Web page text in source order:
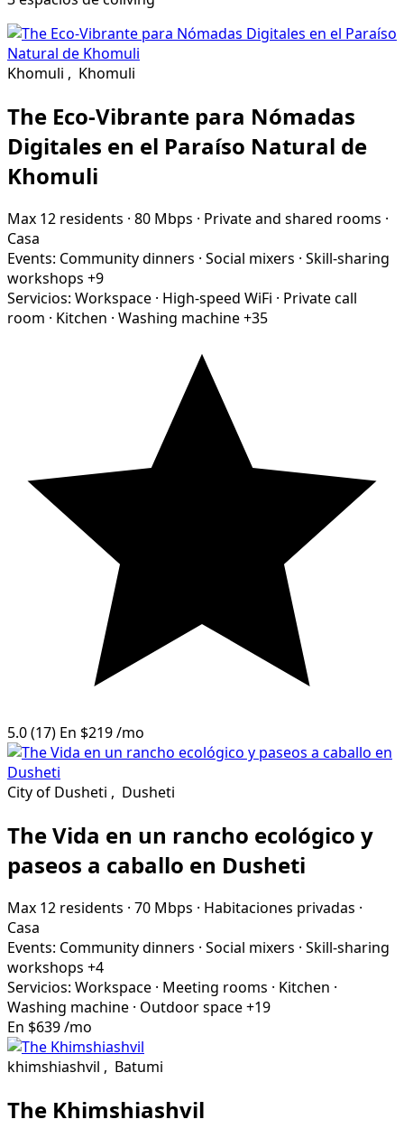
Khomuli , Khomuli
The Eco-Vibrante para Nómadas
Digitales en el Paraíso Natural de
Khomuli
Max 12 residents · 80 Mbps · Private and shared rooms ·
Casa
Events: Community dinners · Social mixers · Skill-sharing
workshops +9
Servicios: Workspace · High-speed WiFi · Private call
room · Kitchen · Washing machine+35
5.0(17) En $219/mo
City of Dusheti , Dusheti
The Vida en un rancho ecológico y
paseos a caballo en Dusheti
Max 12 residents · 70 Mbps · Habitaciones privadas ·
Casa
Events: Community dinners · Social mixers · Skill-sharing
workshops +4
Servicios: Workspace · Meeting rooms · Kitchen ·
Washing machine · Outdoor space+19
En $639/mo
khimshiashvil , Batumi
The Khimshiashvil